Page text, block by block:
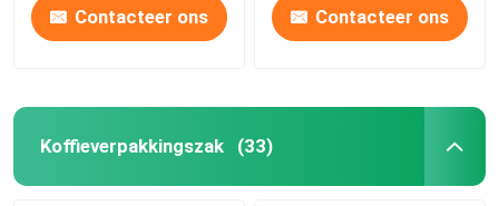
Contacteer ons Contacteer ons
Koffieverpakkingszak (33)